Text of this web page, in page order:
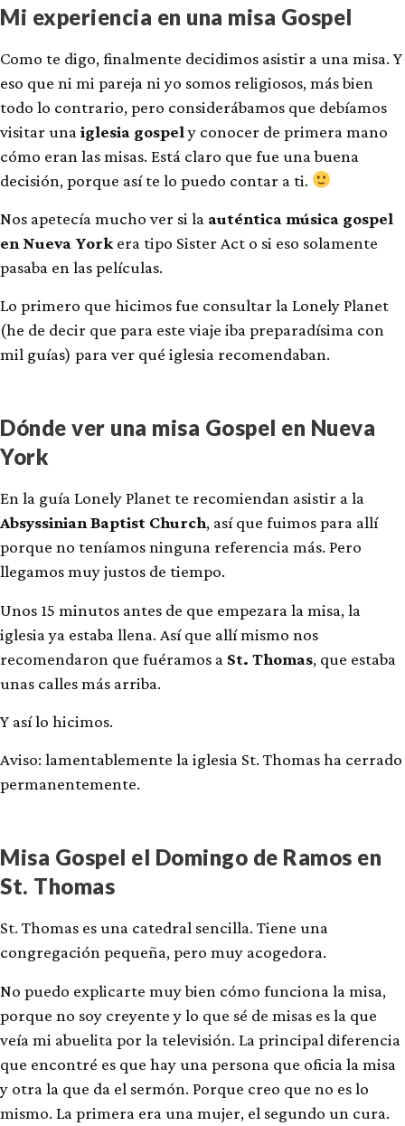
Mi experiencia en una misa Gospel
Como te digo, finalmente decidimos asistir a una misa. Y
eso que ni mi pareja ni yo somos religiosos, más bien
todo lo contrario, pero considerábamos que debíamos
visitar una iglesia gospely conocer de primera mano
cómo eran las misas. Está claro que fue una buena
decisión, porque así te lo puedo contar a ti.
Nos apetecía mucho ver si la auténtica música gospel
en Nueva York era tipo Sister Act o si eso solamente
pasaba en las películas.
Lo primero que hicimos fue consultar la Lonely Planet
(he de decir que para este viaje iba preparadísima con
mil guías) para ver qué iglesia recomendaban.
Dónde ver una misa Gospel en Nueva
York
En la guía Lonely Planet te recomiendan asistir a la
Absyssinian Baptist Church, así que fuimos para allí
porque no teníamos ninguna referencia más. Pero
llegamos muy justos de tiempo.
Unos 15 minutos antes de que empezara la misa, la
iglesia ya estaba llena. Así que allí mismo nos
recomendaron que fuéramos a St. Thomas, que estaba
unas calles más arriba.
Y así lo hicimos.
Aviso: lamentablemente la iglesia St. Thomas ha cerrado
permanentemente.
Misa Gospel el Domingo de Ramos en
St. Thomas
St. Thomas es una catedral sencilla. Tiene una
congregación pequeña, pero muy acogedora.
No puedo explicarte muy bien cómo funciona la misa,
porque no soy creyente y lo que sé de misas es la que
veía mi abuelita por la televisión. La principal diferencia
que encontré es que hay una persona que oficia la misa
y otra la que da el sermón. Porque creo que no es lo
mismo. La primera era una mujer, el segundo un cura.